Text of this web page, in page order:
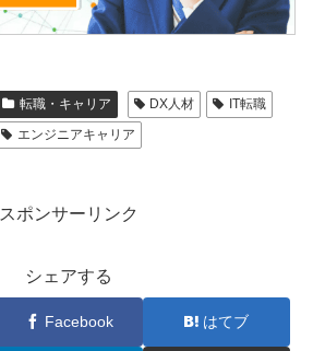
転職・キャリア DX人材
IT転職
エンジニアキャリア
スポンサーリンク
シェアする
Facebook はてブ